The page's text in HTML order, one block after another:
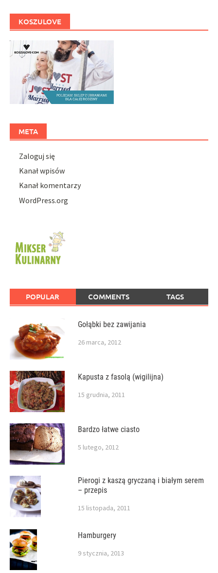
KOSZULOVE
META
Zaloguj się
Kanał wpisów
Kanał komentarzy
WordPress.org
POPULAR COMMENTS TAGS
Gołąbki bez zawijania
26 marca, 2012
Kapusta z fasolą (wigilijna)
15 grudnia, 2011
Bardzo łatwe ciasto
5 lutego, 2012
Pierogi z kaszą gryczaną i białym serem
– przepis
15 listopada, 2011
Hamburgery
9 stycznia, 2013